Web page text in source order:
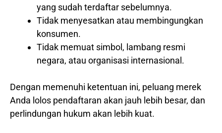
yang sudah terdaftar sebelumnya.
Tidak menyesatkan atau membingungkan
konsumen.
Tidak memuat simbol, lambang resmi
negara, atau organisasi internasional.
Dengan memenuhi ketentuan ini, peluang merek
Anda lolos pendaftaran akan jauh lebih besar, dan
perlindungan hukum akan lebih kuat.